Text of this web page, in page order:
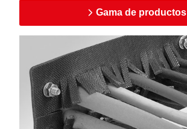
Gama de productos